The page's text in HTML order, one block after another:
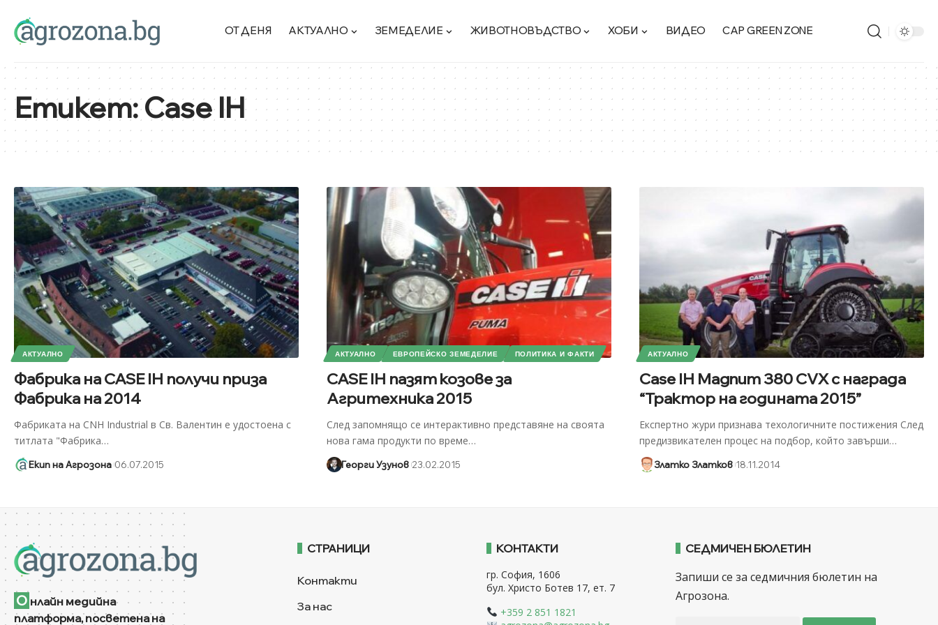
ОТ ДЕНЯ АКТУАЛНО ЗЕМЕДЕЛИЕ ЖИВОТНОВЪДСТВО ХОБИ ВИДЕО CAP GREEN ZONE
Етикет:Case IH
АКТУАЛНО
Фабрика на CASE IH получи приза
Фабрика на 2014
Фабриката на CNH Industrial в Св. Валентин е удостоена с
титлата "Фабрика…
Екип на Агрозона 06.07.2015
АКТУАЛНО ЕВРОПЕЙСКО ЗЕМЕДЕЛИЕ ПОЛИТИКА И ФАКТИ
CASE IH пазят козове за
Агритехника 2015
След запомнящо се интерактивно представяне на своята
нова гама продукти по време…
Георги Узунов 23.02.2015
АКТУАЛНО
Case IH Magnum 380 CVX с награда
“Трактор на годината 2015”
Експертно жури признава техологичните постижения След
предизвикателен процес на подбор, който завърши…
Златко Златков 18.11.2014
О нлайн медийна
платформа, посветена на
СТРАНИЦИ
Контакти
За нас
КОНТАКТИ
гр. София, 1606
бул. Христо Ботев 17, ет. 7
+359 2 851 1821
СЕДМИЧЕН БЮЛЕТИН
Запиши се за седмичния бюлетин на
Агрозона.